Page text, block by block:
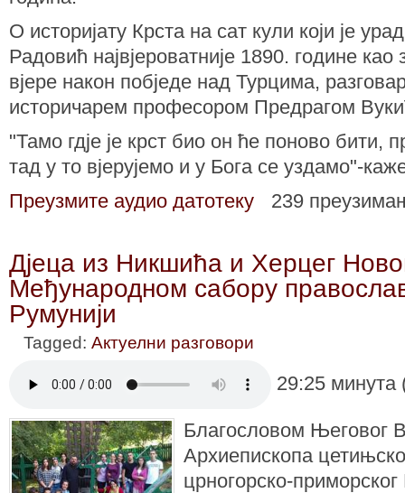
О историјату Крста на сат кули који је
Радовић највјероватније 1890. године
вјере након побједе над Турцима,
историчарем професором Предрагом
"Тамо гдје је крст био он ће поново бити,
тад у то вјерујемо и у Бога се уздамо"-
Преузмите аудио датотеку
239
Дјеца из Никшића и Херцег
Међународном сабору
Румунији
Tagged: Актуелни разговори
29:25
Благословом Његовог
Архиепископа
црногорско-